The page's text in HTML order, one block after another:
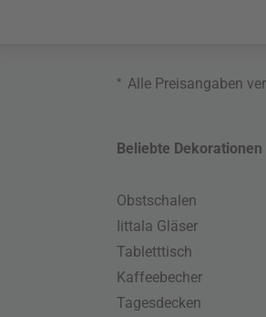
* Alle Preisangaben
Beliebte Dekorationen
Obstschalen
Iittala Gläser
Tabletttisch
Kaffeebecher
Tagesdecken